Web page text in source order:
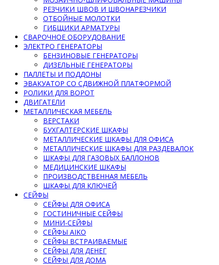
РЕЗЧИКИ ШВОВ И ШВОНАРЕЗЧИКИ
ОТБОЙНЫЕ МОЛОТКИ
ГИБЩИКИ АРМАТУРЫ
СВАРОЧНОЕ ОБОРУДОВАНИЕ
ЭЛЕКТРО ГЕНЕРАТОРЫ
БЕНЗИНОВЫЕ ГЕНЕРАТОРЫ
ДИЗЕЛЬНЫЕ ГЕНЕРАТОРЫ
ПАЛЛЕТЫ И ПОДДОНЫ
ЭВАКУАТОР СО СДВИЖНОЙ ПЛАТФОРМОЙ
РОЛИКИ ДЛЯ ВОРОТ
ДВИГАТЕЛИ
МЕТАЛЛИЧЕСКАЯ МЕБЕЛЬ
ВЕРСТАКИ
БУХГАЛТЕРСКИЕ ШКАФЫ
МЕТАЛЛИЧЕСКИЕ ШКАФЫ ДЛЯ ОФИСА
МЕТАЛЛИЧЕСКИЕ ШКАФЫ ДЛЯ РАЗДЕВАЛОК
ШКАФЫ ДЛЯ ГАЗОВЫХ БАЛЛОНОВ
МЕДИЦИНСКИЕ ШКАФЫ
ПРОИЗВОДСТВЕННАЯ МЕБЕЛЬ
ШКАФЫ ДЛЯ КЛЮЧЕЙ
СЕЙФЫ
СЕЙФЫ ДЛЯ ОФИСА
ГОСТИНИЧНЫЕ СЕЙФЫ
МИНИ-СЕЙФЫ
СЕЙФЫ AIKO
СЕЙФЫ ВСТРАИВАЕМЫЕ
СЕЙФЫ ДЛЯ ДЕНЕГ
СЕЙФЫ ДЛЯ ДОМА